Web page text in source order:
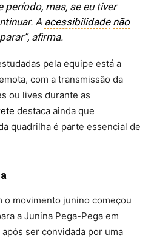
período, mas, se eu tiver
A acessibilidade não
afirma.
pela equipe está a
com a transmissão da
ou lives durante as
destaca ainda que
quadrilha é parte essencial de
o movimento junino começou
a Junina Pega-Pega em
ser convidada por uma